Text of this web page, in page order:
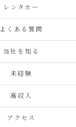
レンタカー
よくある質問
当社を知る
未経験
高収入
アクセス